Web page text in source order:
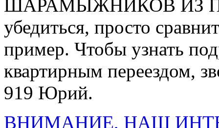
ШАРАМЫЖНИКОВ ИЗ
убедиться, просто
пример. Чтобы узнать
квартирным переездом,
919 Юрий.
ВНИМАНИЕ, НАШ